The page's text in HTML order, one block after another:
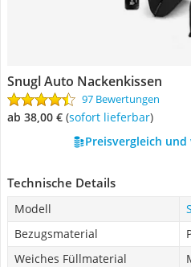
Snugl Auto Nackenkissen
97 Bewertungen
ab 38,00 € ( Sofort lieferbar)
Preisvergleich
Technische Details
Modell
Bezugsmaterial
Weiches Füllmaterial